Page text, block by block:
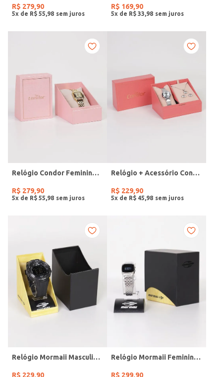
R$ 279,90
5x de R$ 55 98
R$ 169,90
5x de R$ 33 98
Relógio Condor Feminino DOURADO
R$ 279,90
5x de R$ 55 98
Relógio + Acessório Condor Feminino PRATA
R$ 229,90
5x de R$ 45 98
Relógio Mormaii Masculino PRETO
R$ 229,90
Relógio Mormaii Feminino PRATA
R$ 299,90